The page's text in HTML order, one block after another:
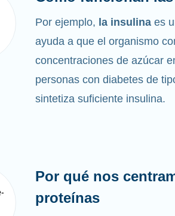
Por ejemplo, la insulina es
ayuda a que el organismo
concentraciones de azúcar
personas con diabetes de
sintetiza suficiente insulina.
Por qué nos
proteínas